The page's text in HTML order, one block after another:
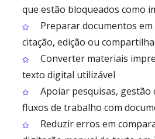
que estão bloqueados como
Preparar documentos
citação, edição ou
Converter materiais
texto digital utilizável
Apoiar pesquisas, gestão
fluxos de trabalho com
Reduzir erros em